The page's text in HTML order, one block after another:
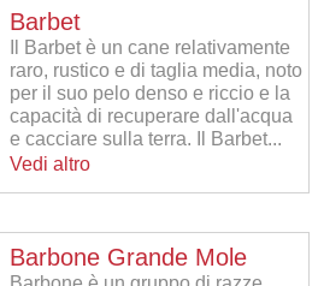
Barbet
Il Barbet è un cane relativamente
raro, rustico e di taglia media, noto
per il suo pelo denso e riccio e la
capacità di recuperare dall'acqua
e cacciare sulla terra. Il Barbet...
Vedi altro
Barbone Grande Mole